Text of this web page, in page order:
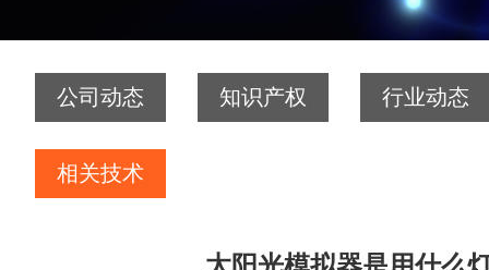
公司动态 知识产权 行业动态
相关技术